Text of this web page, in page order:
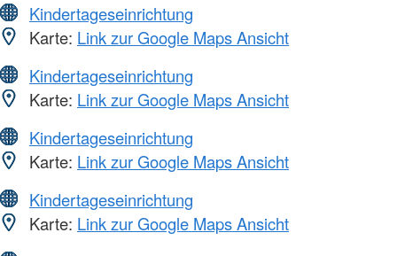
Kindertageseinrichtung
Karte: Link zur Google Maps Ansicht
Kindertageseinrichtung
Karte: Link zur Google Maps Ansicht
Kindertageseinrichtung
Karte: Link zur Google Maps Ansicht
Kindertageseinrichtung
Karte: Link zur Google Maps Ansicht